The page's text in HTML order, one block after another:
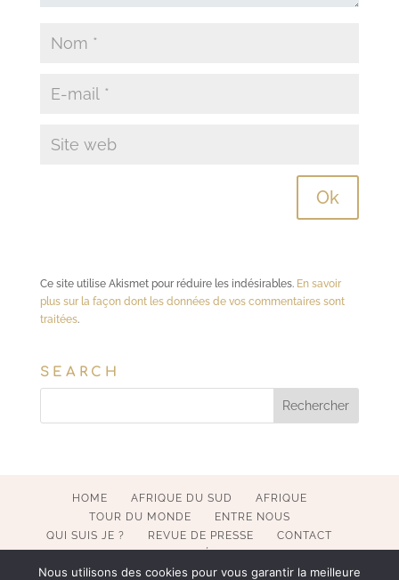
Ce site utilise Akismet pour réduire les indésirables. En savoir
plus sur la façon dont les données de vos commentaires sont
traitées.
SEARCH
HOME AFRIQUE DU SUD
AFRIQUE
TOUR DU MONDE
ENTRE NOUS
QUI SUIS JE ?
REVUE DE PRESSE
CONTACT
Nous utilisons des cookies pour vous garantir la meilleure